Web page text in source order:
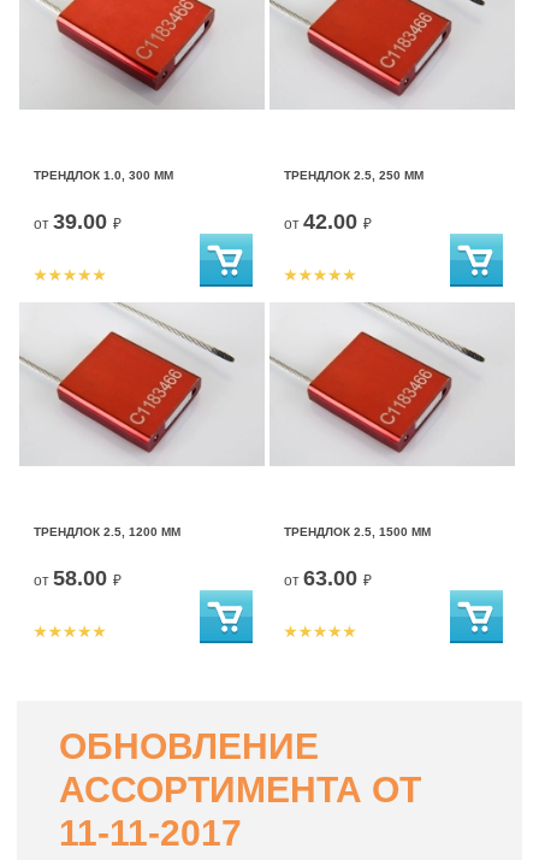
ТРЕНДЛОК 1.0, 300 ММ
от 39.00 ₽
ТРЕНДЛОК 2.5, 250 ММ
от 42.00 ₽
ТРЕНДЛОК 2.5, 1200 ММ
от 58.00 ₽
ТРЕНДЛОК 2.5, 1500 ММ
от 63.00 ₽
ОБНОВЛЕНИЕ
АССОРТИМЕНТА ОТ
11-11-2017